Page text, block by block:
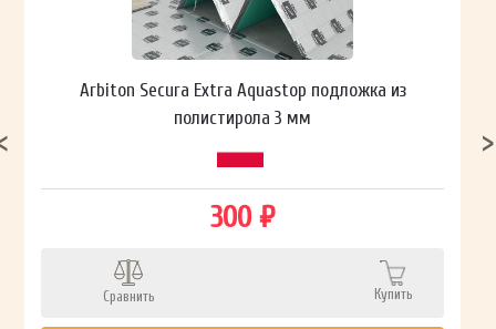
Arbiton Secura Extra Aquastop подложка из
полистирола 3 мм
300 ₽
Сравнить Купить